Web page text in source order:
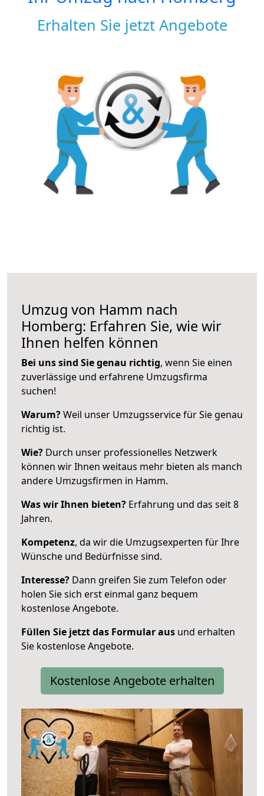
Erhalten Sie jetzt Angebote
Umzug von Hamm nach
Homberg: Erfahren Sie, wie wir
Ihnen helfen können
Bei uns sind Sie genau richtig, wenn Sie einen
zuverlässige und erfahrene Umzugsfirma
suchen!
Warum?Weil unser Umzugsservice für Sie genau
richtig ist.
Wie? Durch unser professionelles Netzwerk
können wir Ihnen weitaus mehr bieten als manch
andere Umzugsfirmen in Hamm.
Was wir Ihnen bieten? Erfahrung und das seit 8
Jahren.
Kompetenz, da wir die Umzugsexperten für Ihre
Wünsche und Bedürfnisse sind.
Interesse? Dann greifen Sie zum Telefon oder
holen Sie sich erst einmal ganz bequem
kostenlose Angebote.
Füllen Sie jetzt das Formular aus und erhalten
Sie kostenlose Angebote.
Kostenlose Angebote erhalten